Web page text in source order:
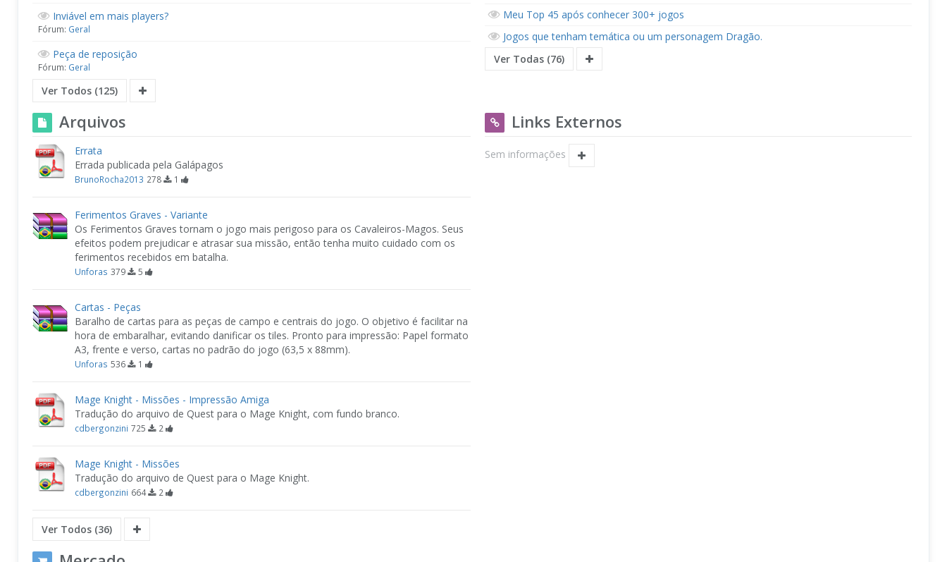
Inviável em mais players?
Fórum: Geral
Peça de reposição
Fórum: Geral
Ver Todos (125)
Meu Top 45 após conhecer 300+ jogos
Jogos que tenham temática ou um personagem Dragão.
Ver Todas (76)
Arquivos
Errata
Errada publicada pela Galápagos
BrunoRocha2013 278 1
Ferimentos Graves - Variante
Os Ferimentos Graves tornam o jogo mais perigoso para os Cavaleiros-Magos. Seus
efeitos podem prejudicar e atrasar sua missão, então tenha muito cuidado com os
ferimentos recebidos em batalha.
Unforas 379 5
Cartas - Peças
Baralho de cartas para as peças de campo e centrais do jogo. O objetivo é facilitar na
hora de embaralhar, evitando danificar os tiles. Pronto para impressão: Papel formato
A3, frente e verso, cartas no padrão do jogo (63,5 x 88mm).
Unforas 536 1
Mage Knight - Missões - Impressão Amiga
Tradução do arquivo de Quest para o Mage Knight, com fundo branco.
cdbergonzini 725 2
Mage Knight - Missões
Tradução do arquivo de Quest para o Mage Knight.
cdbergonzini 664 2
Ver Todos (36)
Links Externos
Sem informações